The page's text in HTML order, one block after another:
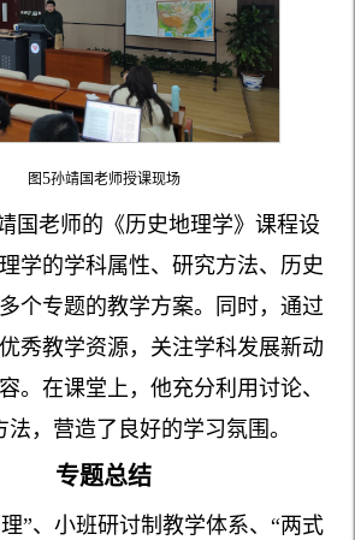
图5孙靖国老师授课现场
国老师的《历史地理学》课程设
学的学科属性、研究方法、历史
个专题的教学方案。同时，通过
秀教学资源，关注学科发展新动
。在课堂上，他充分利用讨论、
，营造了良好的学习氛围。
专题总结
”、小班研讨制教学体系、“两式